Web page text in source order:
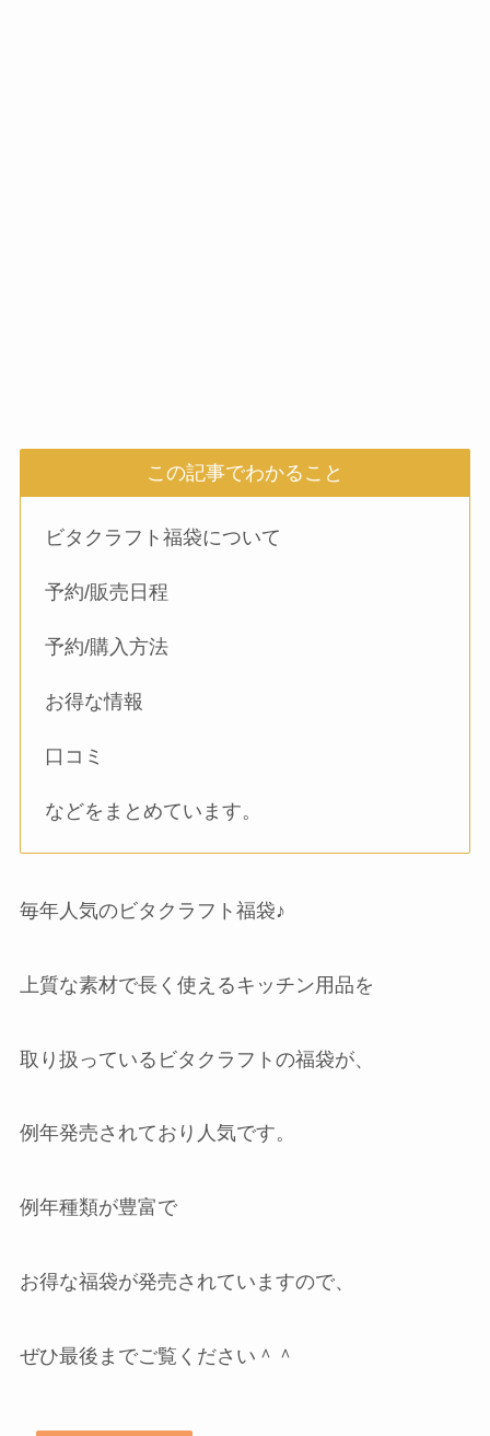
この記事でわかること
ビタクラフト福袋について
予約/販売日程
予約/購入方法
お得な情報
口コミ
などをまとめています。
毎年人気のビタクラフト福袋♪
上質な素材で長く使えるキッチン用品を
取り扱っているビタクラフトの福袋が、
例年発売されており人気です。
例年種類が豊富で
お得な福袋が発売されていますので、
ぜひ最後までご覧ください＾＾